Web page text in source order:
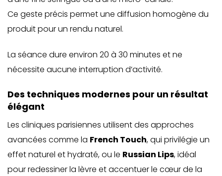
Ce geste précis permet une diffusion homogène du
produit pour un rendu naturel.
La séance dure environ 20 à 30 minutes et ne
nécessite aucune interruption d’activité.
Des techniques modernes pour un résultat
élégant
Les cliniques parisiennes utilisent des approches
avancées comme la French Touch, qui privilégie un
effet naturel et hydraté, ou le Russian Lips, idéal
pour redessiner la lèvre et accentuer le cœur de la